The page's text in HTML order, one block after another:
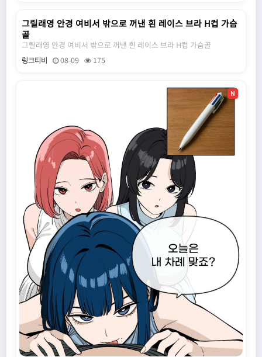
N
그릴래영 안경 여비서 밖으로 꺼낸 흰 레이스 브라 H컵 가슴
골
그릴래영 안경 여비서 밖으로 꺼낸 흰 레이스 브라 H컵 가슴골
링크티비 08-09 175
N